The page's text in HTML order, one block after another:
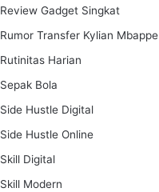
Review Gadget Singkat
Rumor Transfer Kylian Mbappe
Rutinitas Harian
Sepak Bola
Side Hustle Digital
Side Hustle Online
Skill Digital
Skill Modern